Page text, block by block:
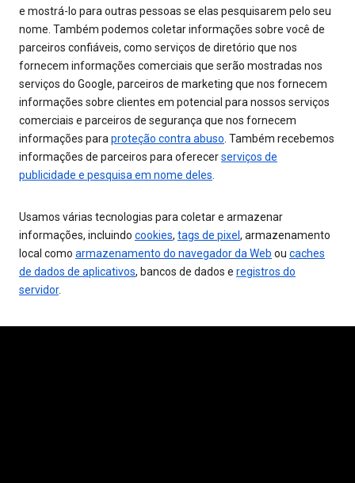
e mostrá-lo para outras pessoas se elas pesquisarem pelo seu
nome. Também podemos coletar informações sobre você de
parceiros confiáveis, como serviços de diretório que nos
fornecem informações comerciais que serão mostradas nos
serviços do Google, parceiros de marketing que nos fornecem
informações sobre clientes em potencial para nossos serviços
comerciais e parceiros de segurança que nos fornecem
informações para proteção contra abuso . Também recebemos
informações de parceiros para oferecerserviços de
publicidade e pesquisa em nome deles
Usamos várias tecnologias para coletar e armazenar
informações, incluindo cookies, tags de pixel , armazenamento
local como armazenamento do navegador da Web ou caches
de dados de aplicativos, bancos de dados e registros do
servidor.